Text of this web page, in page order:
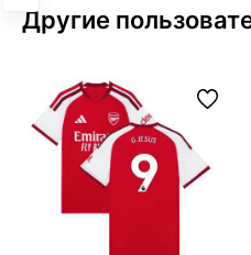
Другие